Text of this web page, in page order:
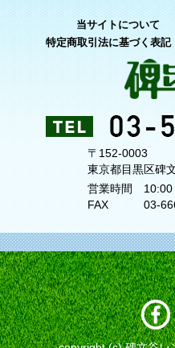
当サイトについて
特定商取引法に基づく表記
〒152-0003
東京都目黒区碑
営業時間
FAX
03-